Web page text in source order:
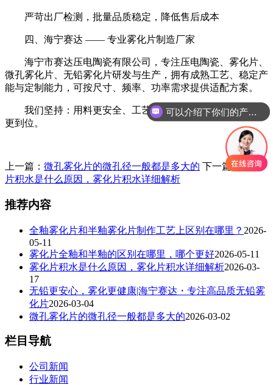
严苛出厂检测，批量品质稳定，降低售后成本
四、海宁赛达 —— 专业雾化片制造厂家
海宁市赛达压电陶瓷有限公司，专注压电陶瓷、雾化片、
微孔雾化片、无铅雾化片研发与生产，拥有成熟工艺、稳定产
能与定制能力，可按尺寸、频率、功率需求提供适配方案。
我们坚持：用料更安全、工艺更精细、品质更稳定、服务
更到位。
上一篇： 微孔雾化片的微孔径一般都是多大的 下一篇：雾化
片积水是什么原因，雾化片积水详细解析
推荐内容
全釉雾化片和半釉雾化片制作工艺上区别在哪里？ 2026-
05-11
雾化片全釉和半釉的区别在哪里，哪个更好2026-05-11
雾化片积水是什么原因，雾化片积水详细解析2026-03-
17
无铅更安心，雾化更健康|海宁赛达・专注高品质无铅雾
化片2026-03-04
微孔雾化片的微孔径一般都是多大的2026-03-02
栏目导航
公司新闻
行业新闻
可以介绍下你们的产品么